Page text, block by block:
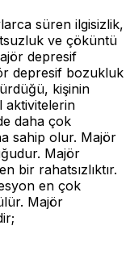
süren ilgisizlik,
ve çöküntü
depresif
depresif bozukluk
kişinin
aktivitelerin
daha çok
sahip olur. Majör
Majör
bir rahatsızlıktır.
en çok
Majör